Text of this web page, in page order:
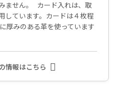
ません。 カード入れは、取
しています。カードは４枚程
厚みのある革を使っています
情報はこちら